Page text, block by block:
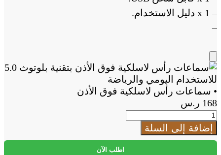
– 1 x دليل الاستخدام.
–
Add
to
Cart
• سماعات رأس لاسلكية فوق الأذن
168 ر.س
كمية
سماعات
إضافة إلى السلة
اطلب الآن